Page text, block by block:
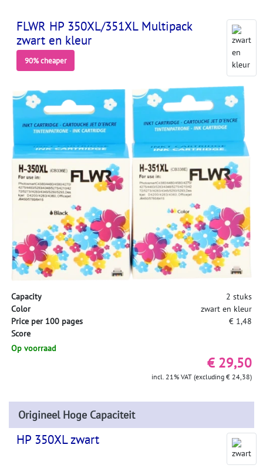
FLWR HP 350XL/351XL Multipack
zwart en kleur
90% cheaper
Capacity
2 stuks
Color
zwart en kleur
Price per 100 pages
€ 1,48
Score
Op voorraad
€ 29,50
incl. 21% VAT (excluding € 24,38)
Origineel Hoge Capaciteit
HP 350XL zwart